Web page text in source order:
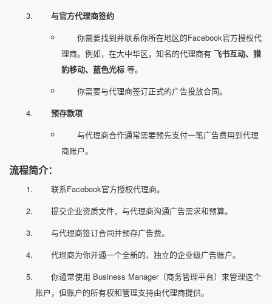
与官方代理商签约
你需要找到并联系你所在地区的Facebook官方授权代
理商。例如，在大中华区，知名的代理商有 飞书互动、猎
豹移动、蓝色光标等。
你需要与代理商签订正式的广告投放合同。
预存款项
与代理商合作通常需要预先支付一笔广告费用到代理
商账户。
流程简介：
联系Facebook官方授权代理商。
提交企业资质文件，与代理商沟通广告需求和预算。
与代理商签订合同并预存广告费。
代理商为你开通一个全新的、独立的企业级广告账户。
你通常使用 Business Manager（商务管理平台）来管理这个
账户，但账户的所有权和管理支持由代理商提供。